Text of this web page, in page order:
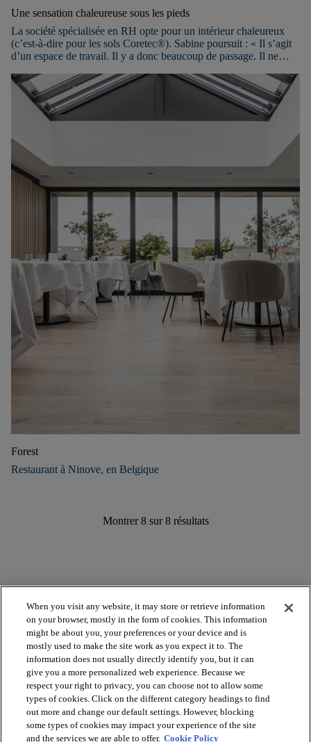
Une sensation chaleureuse sous les pieds
La société spécialisée en RH opte pour un intérieur chaleureux
(c’est-à-dire pour les sols Coretec®). Sabine poursuit : « Il s’agit
d’un espace de travail. Il y a donc beaucoup de passage. Il ne
pousse à faire des concessions en matière de facilité d’entretien ou
de durabilité ».
Forest
Restaurant à Ninove, en Belgique
Montrer 8 sur 8 résultats
VOIR LES PRODUITS
OUTILS UTILES
When you visit any website, it may store or retrieve information
on your browser, mostly in the form of cookies. This information
might be about you, your preferences or your device and is
mostly used to make the site work as you expect it to. The
information does not usually directly identify you, but it can
give you a more personalized web experience. Because we
respect your right to privacy, you can choose not to allow some
types of cookies. Click on the different category headings to find
out more and change our default settings. However, blocking
some types of cookies may impact your experience of the site
and the services we are able to offer. Cookie Policy